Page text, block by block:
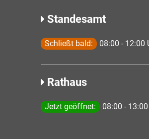
Standesamt
Klicken, um weitere Öffnungs-
Schließt bald: 08:00 - 12:00
Rathaus
Klicken, um weitere Öffnungs-
Jetzt geöffnet: 08:00 - 13:00